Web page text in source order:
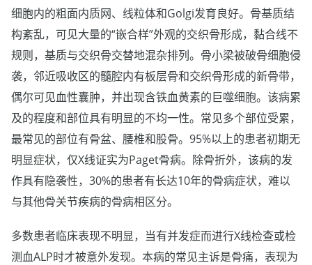
细胞内的粗面内质网、线粒体和Golgi发育良好。骨基质结
构紊乱，可见大量的“嵌合样”外观的交织骨形成，黏合线不
规则，基质与交织骨交替地混杂排列。骨小梁被破骨细胞侵
袭，邻近吸收区的髓腔内有板层骨和交织骨形成的新骨带，
偶尔可见血性囊肿，并出现含铁血黄素的巨噬细胞。该病累
及的程度和部位具有明显的不均一性。常见多个部位受累，
最常见的部位有骨盆、腰椎和股骨。95%以上的患者初期无
明显症状，仅X线证实为Paget骨病。除骨折外，该病的发
作具有隐袭性，30%的患者有长达10年的骨病症状，难以
与其他骨关节疾病的骨病相区分。
多数患者临床表现不明显，当有并发症而进行X线检查或检
测血ALP时才被意外发现。本病的常见主诉是骨痛，表现为